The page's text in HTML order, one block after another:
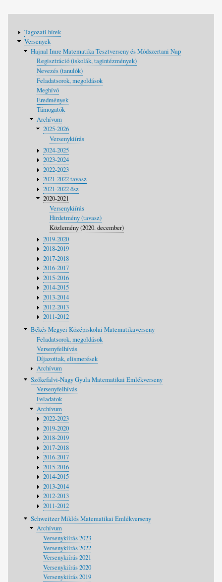
navigáció
Tagozati hírek
Versenyek
Hajnal Imre Matematika Tesztverseny és Módszertani Nap
Regisztráció (iskolák, tagintézmények)
Nevezés (tanulók)
Feladatsorok, megoldások
Meghívó
Eredmények
Támogatók
Archívum
2025-2026
Versenykiírás
2024-2025
2023-2024
2022-2023
2021-2022 tavasz
2021-2022 ősz
2020-2021
Versenykiírás
Hirdetmény (tavasz)
Közlemény (2020. december)
2019-2020
2018-2019
2017-2018
2016-2017
2015-2016
2014-2015
2013-2014
2012-2013
2011-2012
Békés Megyei Középiskolai Matematikaverseny
Feladatsorok, megoldások
Versenyfelhívás
Díjazottak, elismerések
Archívum
Szőkefalvi-Nagy Gyula Matematikai Emlékverseny
Versenyfelhívás
Feladatok
Archívum
2022-2023
2019-2020
2018-2019
2017-2018
2016-2017
2015-2016
2014-2015
2013-2014
2012-2013
2011-2012
Schweitzer Miklós Matematikai Emlékverseny
Archívum
Versenykiírás 2023
Versenykiírás 2022
Versenykiírás 2021
Versenykiírás 2020
Versenykiírás 2019